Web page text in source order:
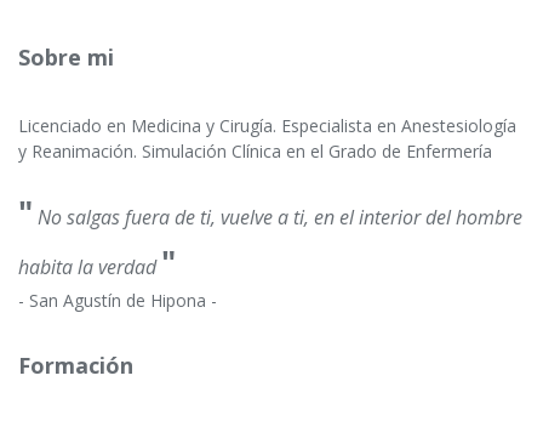
Sobre mi
Licenciado en Medicina y Cirugía. Especialista en Anestesiología
y Reanimación. Simulación Clínica en el Grado de Enfermería
" No salgas fuera de ti, vuelve a ti, en el interior del hombre
habita la verdad "
- San Agustín de Hipona -
Formación